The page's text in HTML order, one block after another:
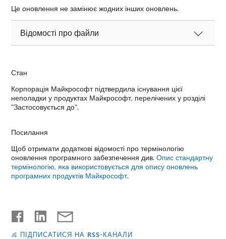
Це оновлення не замінює жодних інших оновлень.
Відомості про файли
Стан
Корпорація Майкрософт підтвердила існування цієї
неполадки у продуктах Майкрософт, перелічених у розділі
"Застосовується до".
Посилання
Щоб отримати додаткові відомості про термінологію
оновлення програмного забезпечення див.Опис стандартну
термінологію, яка використовується для опису оновлень
програмних продуктів Майкрософт.
ПІДПИСАТИСЯ НА RSS-КАНАЛИ